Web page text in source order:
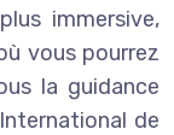
immersive,
vous pourrez
la guidance
de